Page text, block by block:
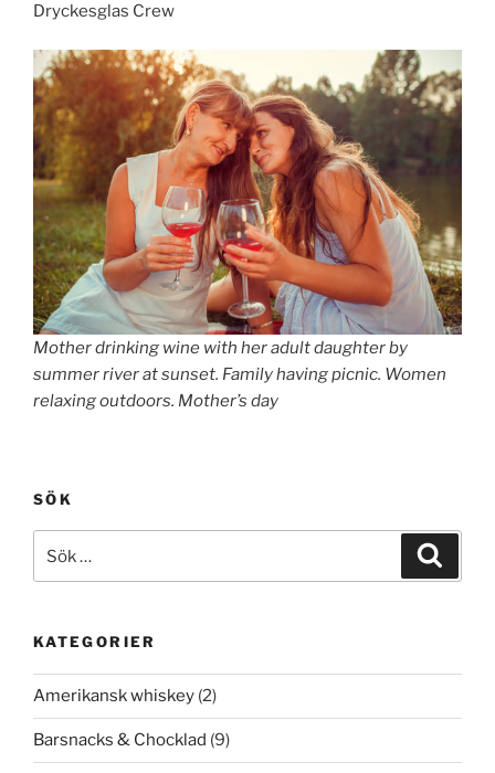
Dryckesglas Crew
Mother drinking wine with her adult daughter by
summer river at sunset. Family having picnic. Women
relaxing outdoors. Mother’s day
SÖK
efter:
KATEGORIER
Amerikansk whiskey (2)
Barsnacks & Chocklad (9)